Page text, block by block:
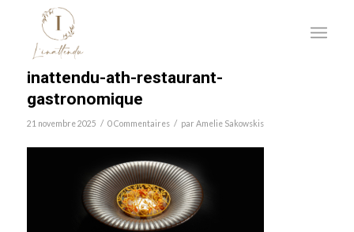
inattendu-ath-restaurant-
gastronomique
21 novembre 2025 / 0 Commentaires / par Amelie Sakowskis